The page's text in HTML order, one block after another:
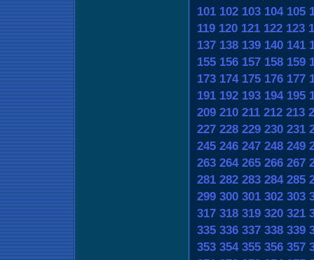
101 102 103 104 105
119 120 121 122 123
137 138 139 140 141
155 156 157 158 159
173 174 175 176 177
191 192 193 194 195
209 210 211 212 213
227 228 229 230 231
245 246 247 248 249
263 264 265 266 267
281 282 283 284 285
299 300 301 302 303
317 318 319 320 321
335 336 337 338 339
353 354 355 356 357